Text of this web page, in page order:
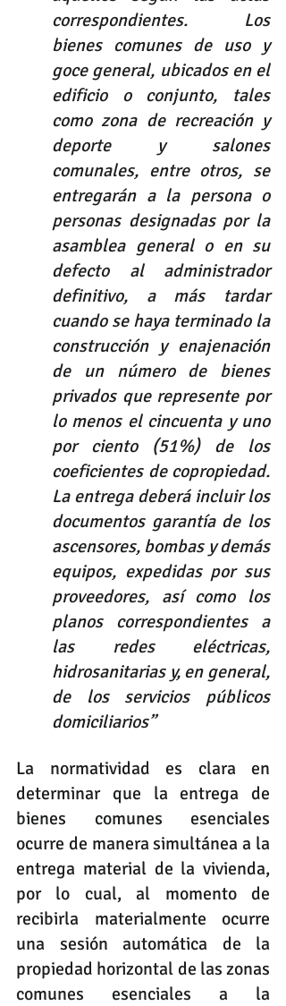
correspondientes. Los
bienes comunes de uso y
goce general, ubicados en el
edificio o conjunto, tales
como zona de recreación y
deporte y salones
comunales, entre otros, se
entregarán a la persona o
personas designadas por la
asamblea general o en su
defecto al administrador
definitivo, a más tardar
cuando se haya terminado la
construcción y enajenación
de un número de bienes
privados que represente por
lo menos el cincuenta y uno
por ciento (51%) de los
coeficientes de copropiedad.
La entrega deberá incluir los
documentos garantía de los
ascensores, bombas y demás
equipos, expedidas por sus
proveedores, así como los
planos correspondientes a
las redes eléctricas,
hidrosanitarias y, en general,
de los servicios públicos
domiciliarios”
La normatividad es clara en
determinar que la entrega de
bienes comunes esenciales
ocurre de manera simultánea a la
entrega material de la vivienda,
por lo cual, al momento de
recibirla materialmente ocurre
una sesión automática de la
propiedad horizontal de las zonas
comunes esenciales a la